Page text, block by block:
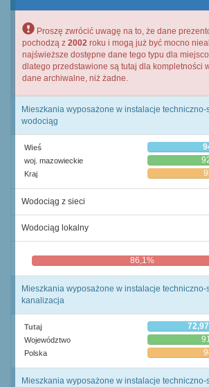
Proszę zwrócić uwagę na to, że dane
pochodzą z 2002 roku i mogą już być mocno
najświeższe dostępne dane tego typu dla
dlatego przedstawione są tutaj dla kompletności
dane archiwalne, niż żadne.
Mieszkania wyposażone w instalacje techniczno-
wodociąg
Wieś
woj. mazowieckie
Kraj
Wodociąg z sieci
Wodociąg lokalny
86,1%
Mieszkania wyposażone w instalacje techniczno-
kanalizacja
Tutaj
Województwo
Polska
Mieszkania wyposażone w instalacje techniczno-